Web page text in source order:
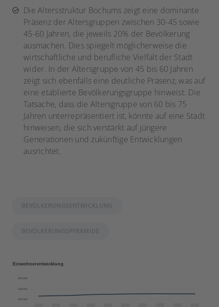
Die Altersstruktur Bochums zeigt eine dominante
Präsenz der Altersgruppen zwischen 30-45 sowie
45-60 Jahren, die jeweils 20% der Bevölkerung
ausmachen. Dies spiegelt möglicherweise die
wirtschaftliche und berufliche Vielfalt der Stadt
wider. In der Altersgruppe von 45 bis 60 Jahren
zeigt sich ebenfalls eine deutliche Präsenz, was auf
eine etablierte Bevölkerungsgruppe hinweist. Die
Tatsache, dass die Altersgruppe von 60 bis 75
Jahren unterrepräsentiert ist, könnte auf eine Stadt
hinweisen, die sich verstärkt auf jüngere
Generationen und zukünftige Entwicklungen
ausrichtet.
BEVÖLKERUNGSENTWICKLUNG
BEVÖLKERUNGSPYRAMIDE